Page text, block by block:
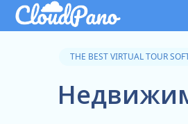
THE BEST VIRTUAL TOUR